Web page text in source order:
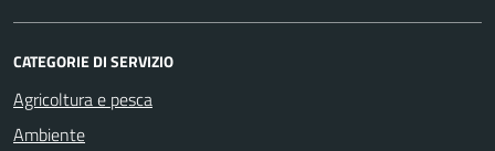
CATEGORIE DI SERVIZIO
Agricoltura e pesca
Ambiente